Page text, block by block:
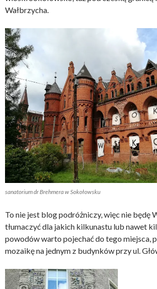
Wałbrzycha.
sanatorium dr Brehmera w Sokołowsku
To nie jest blog podróżniczy, więc nie będę
tłumaczyć dla jakich kilkunastu lub nawet
powodów warto pojechać do tego miejsca,
mozaikę na jednym z budynków przy ul.